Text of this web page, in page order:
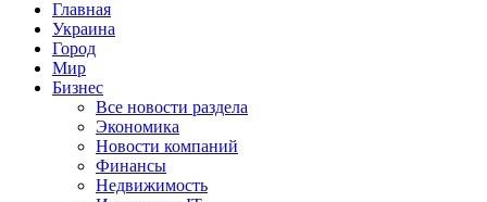
Главная
Украина
Город
Мир
Бизнес
Все новости раздела
Экономика
Новости компаний
Финансы
Недвижимость